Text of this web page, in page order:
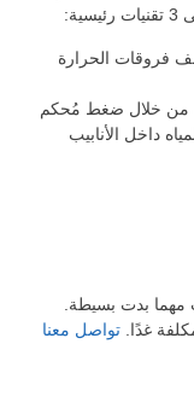
فروقات الحرارة
من خلال ضغط مُحكم
داخل الأنابيب
مهما بدت بسيطة.
غدًا. تواصل معنا